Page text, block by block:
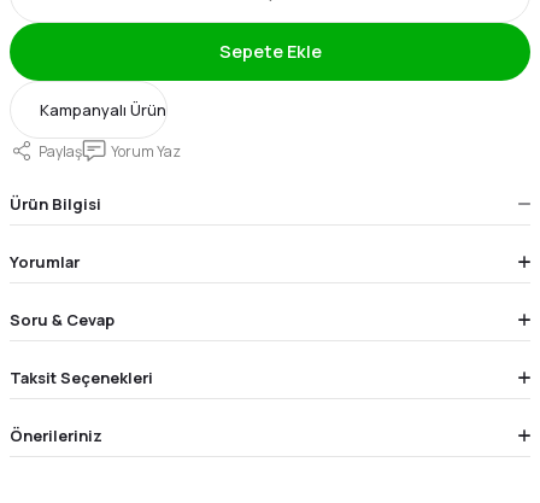
Sepete Ekle
Kampanyalı Ürün
Paylaş Yorum Yaz
Ürün Bilgisi
Yorumlar
Soru & Cevap
Taksit Seçenekleri
Önerileriniz